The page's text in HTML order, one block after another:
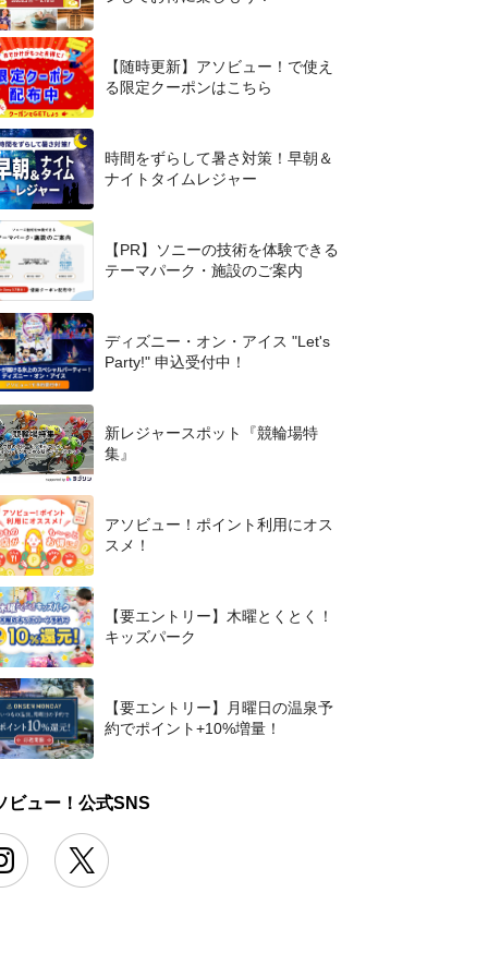
【随時更新】アソビュー！で使え
る限定クーポンはこちら
時間をずらして暑さ対策！早朝＆
ナイトタイムレジャー
【PR】ソニーの技術を体験できる
テーマパーク・施設のご案内
ディズニー・オン・アイス "Let's
Party!" 申込受付中！
新レジャースポット『競輪場特
集』
アソビュー！ポイント利用にオス
スメ！
【要エントリー】木曜とくとく！
キッズパーク
【要エントリー】月曜日の温泉予
約でポイント+10%増量！
ビュー！公式SNS